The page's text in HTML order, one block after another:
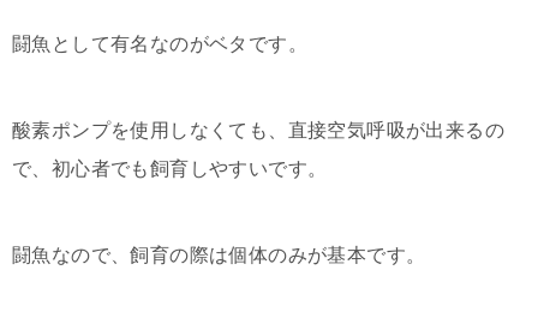
闘魚として有名なのがベタです。
酸素ポンプを使用しなくても、直接空気呼吸が出来るの
で、初心者でも飼育しやすいです。
闘魚なので、飼育の際は個体のみが基本です。